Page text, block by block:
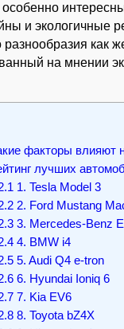
особенно
и экологичные
разнообразия как
на мнении
факторы влияют
лучших
1. Tesla Model 3
2. Ford Mustang
3. Mercedes-Benz
4. BMW i4
5. Audi Q4 e-tron
6. Hyundai Ioniq 6
7. Kia EV6
8. Toyota bZ4X